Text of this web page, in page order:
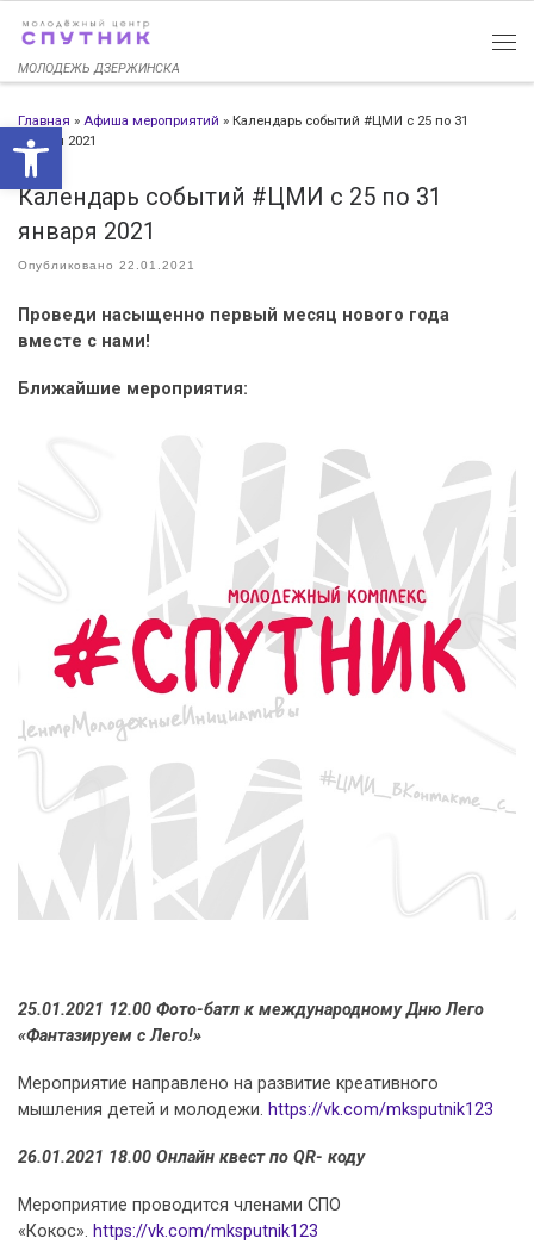
Открыть панель
Перейти к содержимому
МОЛОДЕЖЬ ДЗЕРЖИНСКА
Главная » Афиша мероприятий » Календарь событий #ЦМИ с 25 по 31
января 2021
Календарь событий #ЦМИ с 25 по 31
января 2021
Опубликовано 22.01.2021
Проведи насыщенно первый месяц нового года
вместе с нами!
Ближайшие мероприятия:
25.01.2021 12.00 Фото-батл к международному Дню Лего
«Фантазируем с Лего!»
Мероприятие направлено на развитие креативного
мышления детей и молодежи. https://vk.com/mksputnik123
26.01.2021 18.00 Онлайн квест по QR- коду
Мероприятие проводится членами СПО
«Кокос». https://vk.com/mksputnik123